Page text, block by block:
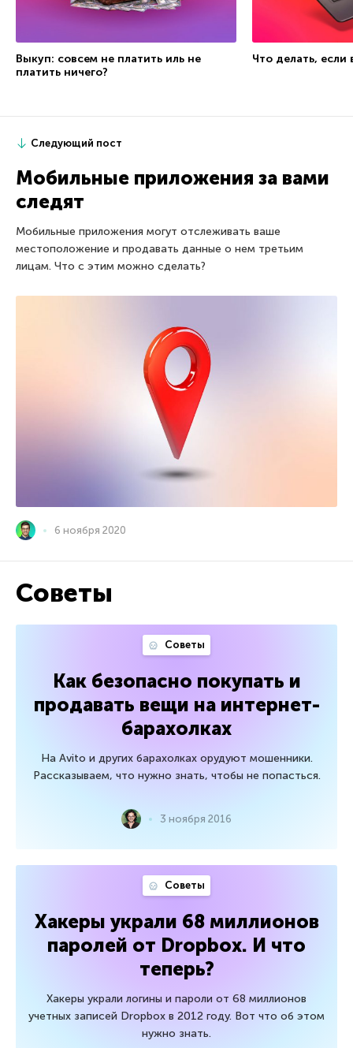
Выкуп: совсем не платить иль не
платить ничего?
Что делать,
Следующий пост
Мобильные приложения за вами
следят
Мобильные приложения могут отслеживать ваше
местоположение и продавать данные о нем третьим
лицам. Что с этим можно сделать?
6 ноября 2020
Советы
Советы
Как безопасно покупать и
продавать вещи на интернет-
барахолках
На Avito и других барахолках орудуют мошенники.
Рассказываем, что нужно знать, чтобы не попасться.
3 ноября 2016
Советы
Хакеры украли 68 миллионов
паролей от Dropbox. И что
теперь?
Хакеры украли логины и пароли от 68 миллионов
учетных записей Dropbox в 2012 году. Вот что об этом
нужно знать.